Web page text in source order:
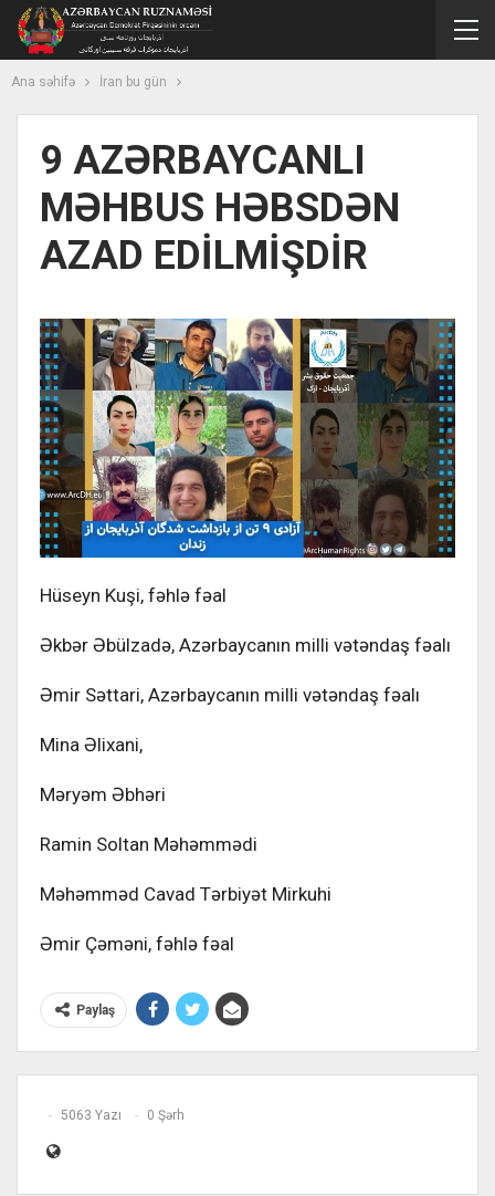
Ana səhifə İran bu gün
9 AZƏRBAYCANLI
MƏHBUS HƏBSDƏN
AZAD EDİLMİŞDİR
Hüseyn Kuşi, fəhlə fəal
Əkbər Əbülzadə, Azərbaycanın milli vətəndaş fəalı
Əmir Səttari, Azərbaycanın milli vətəndaş fəalı
Mina Əlixani,
Məryəm Əbhəri
Ramin Soltan Məhəmmədi
Məhəmməd Cavad Tərbiyət Mirkuhi
Əmir Çəməni, fəhlə fəal
Paylaş
5063 Yazı 0 Şərh